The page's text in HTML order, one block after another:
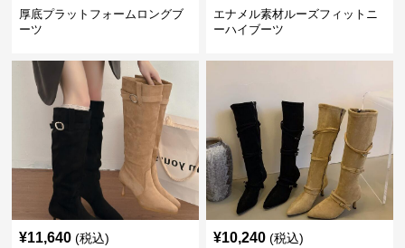
厚底プラットフォームロングブ
ーツ
エナメル素材ルーズフィットニ
ーハイブーツ
¥11,640 (税込) ¥10,240 (税込)